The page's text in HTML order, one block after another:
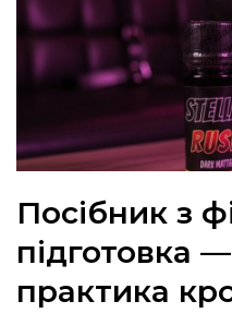
Посібник з
підготовка
практика